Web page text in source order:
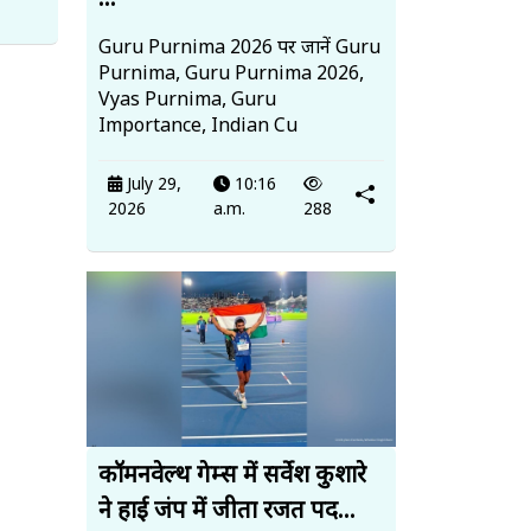
Guru Purnima 2026 पर जानें Guru
Purnima, Guru Purnima 2026,
Vyas Purnima, Guru
Importance, Indian Cu
July 29,
2026
10:16
a.m.
288
कॉमनवेल्थ गेम्स में सर्वेश कुशारे
ने हाई जंप में जीता रजत पद...